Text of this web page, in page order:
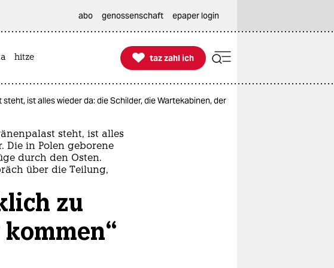
abo genossenschaft epaper login
hitze 
taz zahl ich
taz zahl ich
ist alles wieder da: die Schilder, die Wartekabinen, der Grenzer. Die in Polen
steht, ist alles
Die in Polen geborene
durch den Osten.
über die Teilung,
zu